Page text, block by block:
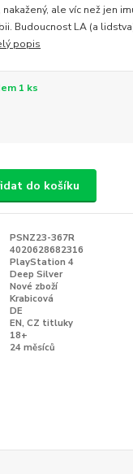
ale víc než jen
Budoucnost LA (a
popis
1 ks
do košíku
PSNZ23-367R
4020628682316
PlayStation 4
Deep Silver
Nové zboží
Krabicová
DE
EN, CZ titluky
18+
24 měsíců